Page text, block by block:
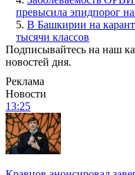
превысила эпидпорог
5. В Башкирии на
тысячи классов
Подписывайтесь на наш
новостей дня.
Реклама
Новости
13:25